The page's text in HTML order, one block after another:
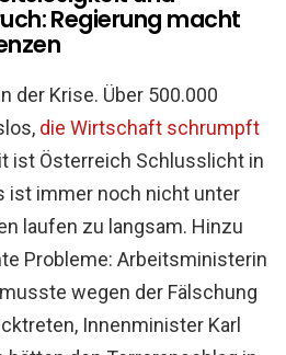
Regierung macht
der Krise. Über 500.000
die Wirtschaft schrumpft
ist Österreich Schlusslicht in
ist immer noch nicht unter
laufen zu langsam. Hinzu
Probleme: Arbeitsministerin
wegen der Fälschung
Innenminister Karl